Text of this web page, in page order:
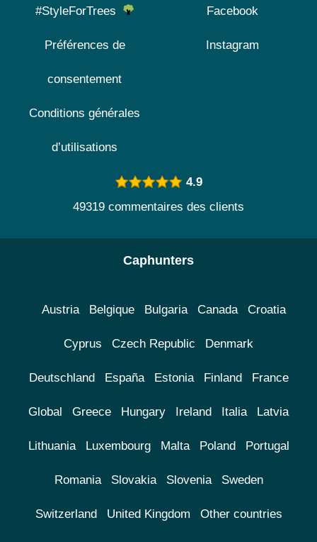
#StyleForTrees
Préférences de
consentement
Conditions générales
d’utilisations
Facebook
Instagram
4.9
49319 commentaires des clients
Caphunters
Austria Belgique Bulgaria Canada Croatia
Cyprus Czech Republic Denmark
Deutschland España Estonia Finland France
Global Greece Hungary Ireland Italia Latvia
Lithuania Luxembourg Malta Poland Portugal
Romania Slovakia Slovenia Sweden
Switzerland United Kingdom Other countries